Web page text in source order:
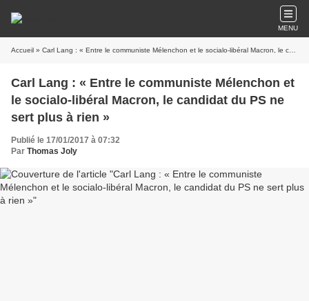
MENU
Accueil » Carl Lang : « Entre le communiste Mélenchon et le socialo-libéral Macron, le candidat du PS ne sert plus à rien »
Carl Lang : « Entre le communiste Mélenchon et
le socialo-libéral Macron, le candidat du PS ne
sert plus à rien »
Publié le 17/01/2017 à 07:32
Par Thomas Joly